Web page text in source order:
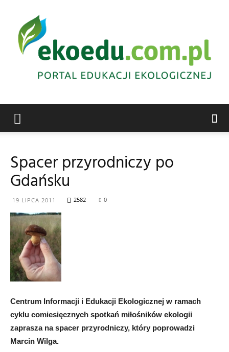
ekologiczna
Spacer przyrodniczy po
Gdańsku
19 LIPCA 2011 2582 0
Centrum Informacji i Edukacji Ekologicznej w ramach
cyklu comiesięcznych spotkań miłośników ekologii
zaprasza na spacer przyrodniczy, który poprowadzi
Marcin Wilga.